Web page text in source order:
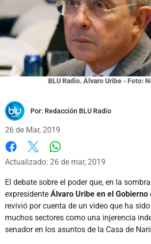
BLU Radio. Álvaro Uribe - Foto:
Por: Redacción BLU Radio
26 de Mar, 2019
Facebook
X
Actualizado: 26 de mar, 2019
El debate sobre el poder que, en la
expresidente Álvaro Uribe en el Gobierno
revivió por cuenta de un video que ha
muchos sectores como una injerencia
senador en los asuntos de la Casa de